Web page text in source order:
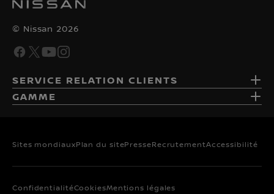
© Nissan 2026
SERVICE RELATION CLIENTS
GAMME
Sites mondiauxPlan du sitePresseRecrutementAccessibilité
ConfidentialitéCookiesMentions légales